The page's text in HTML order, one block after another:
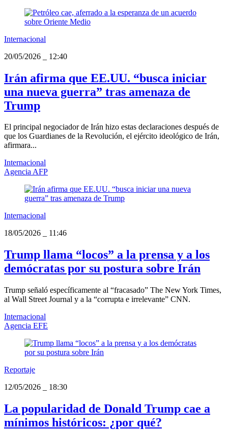
Internacional
20/05/2026
12:40
Irán afirma que EE.UU. “busca iniciar
una nueva guerra” tras amenaza de
Trump
El principal negociador de Irán hizo estas declaraciones después de
que los Guardianes de la Revolución, el ejército ideológico de Irán,
afirmara...
Internacional
Agencia AFP
Internacional
18/05/2026
11:46
Trump llama “locos” a la prensa y a los
demócratas por su postura sobre Irán
Trump señaló específicamente al “fracasado” The New York Times,
al Wall Street Journal y a la “corrupta e irrelevante” CNN.
Internacional
Agencia EFE
Reportaje
12/05/2026
18:30
La popularidad de Donald Trump cae a
mínimos históricos: ¿por qué?